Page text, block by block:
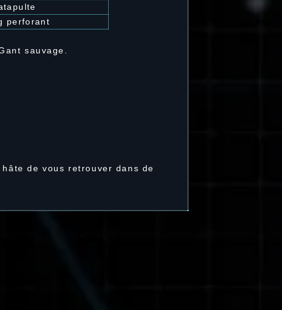
perforant
sauvage.
de vous retrouver dans de